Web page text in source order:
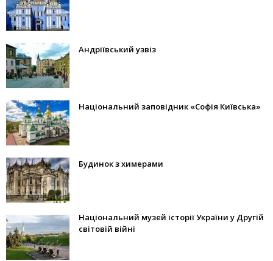
Андріївський узвіз
Національний заповідник «Софія Київська»
Будинок з химерами
Національний музей історії України у Другій
світовій війні